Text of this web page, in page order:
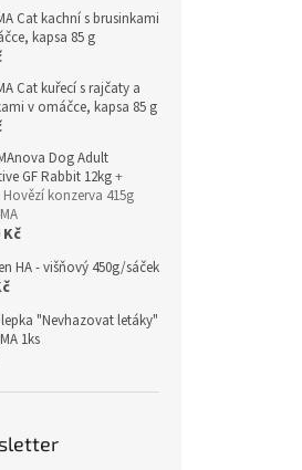
Cat kachní s brusinkami
kapsa 85 g
Cat kuřecí s rajčaty a
v omáčce, kapsa 85 g
Dog Adult
GF Rabbit 12kg+
Hovězí konzerva 415g
Kč
HA - višňový 450g/sáček
"Nevhazovat letáky"
1ks